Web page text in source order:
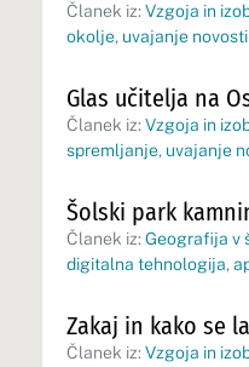
Članek iz: Vzgoja in
okolje, uvajanje
Glas učitelja na
Članek iz: Vzgoja in
spremljanje, uvajanje
Šolski park
Članek iz: Geografija v
digitalna tehnologija,
Zakaj in kako se
Članek iz: Vzgoja in